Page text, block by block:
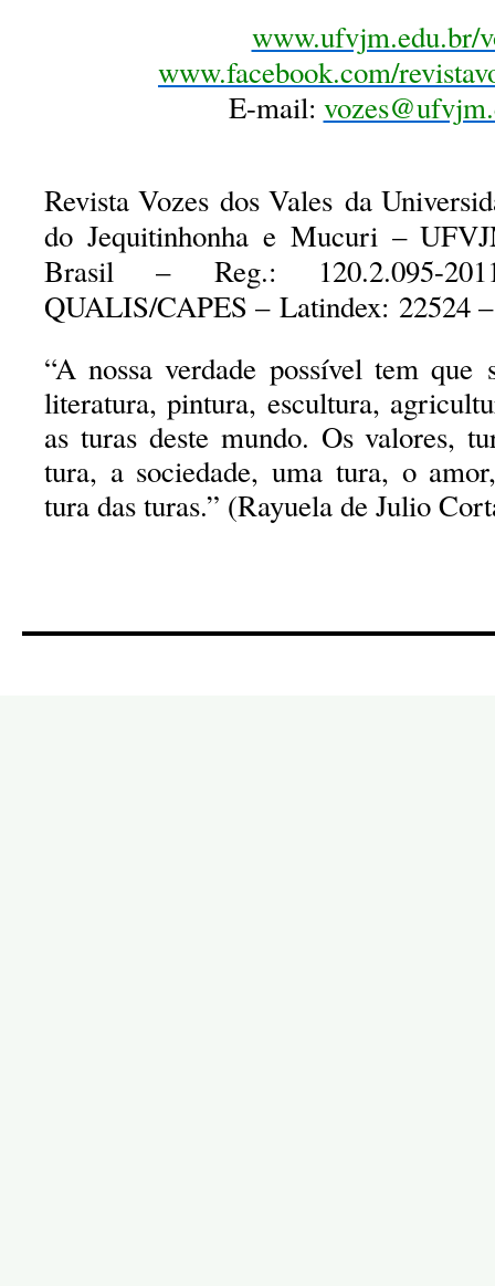
www.ufvjm.edu.br/
www.facebook.com/
E-mail:
Revista Vozes dos Vales da
do Jequitinhonha e Mucuri –
Brasil – Reg.: 120.2.095-
QUALIS/CAPES – Latindex: 22524
“A nossa verdade possível tem que
literatura, pintura, escultura,
as turas deste mundo. Os valores,
tura, a sociedade, uma tura, o
tura das turas.” (Rayuela de Julio